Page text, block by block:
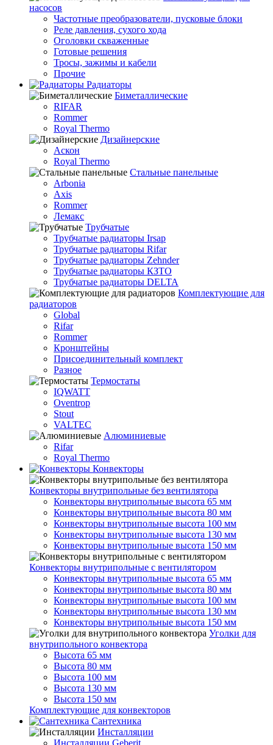
насосов
Частотные преобразователи, пусковые блоки
Реле давления, сухого хода
Оголовки скваженные
Готовые решения
Тросы, зажимы и кабели
Прочие
Радиаторы
Биметаллические
RIFAR
Rommer
Royal Thermo
Дизайнерские
Аскон
Royal Thermo
Стальные панельные
Arbonia
Axis
Rommer
Лемакс
Трубчатые
Трубчатые радиаторы Irsap
Трубчатые радиаторы Rifar
Трубчатые радиаторы Zehnder
Трубчатые радиаторы КЗТО
Трубчатые радиаторы DELTA
Комплектующие для
радиаторов
Global
Rifar
Rommer
Кронштейны
Присоединительный комплект
Разное
Термостаты
IQWATT
Oventrop
Stout
VALTEC
Алюминиевые
Rifar
Royal Thermo
Конвекторы
Конвекторы внутрипольные без вентилятора
Конвекторы внутрипольные высота 65 мм
Конвекторы внутрипольные высота 80 мм
Конвекторы внутрипольные высота 100 мм
Конвекторы внутрипольные высота 130 мм
Конвекторы внутрипольные высота 150 мм
Конвекторы внутрипольные с вентилятором
Конвекторы внутрипольные высота 65 мм
Конвекторы внутрипольные высота 80 мм
Конвекторы внутрипольные высота 100 мм
Конвекторы внутрипольные высота 130 мм
Конвекторы внутрипольные высота 150 мм
Уголки для
внутрипольного конвектора
Высота 65 мм
Высота 80 мм
Высота 100 мм
Высота 130 мм
Высота 150 мм
Комплектующие для конвекторов
Сантехника
Инсталляции
Инсталляции Geberit